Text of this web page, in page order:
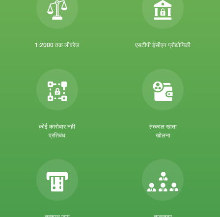
1:2000 तक लीवरेज एसटीपी ईसीएन प्रौद्योगिकी
कोई कारोबार नहीं
प्रतिबंध
तत्काल खाता
खोलना